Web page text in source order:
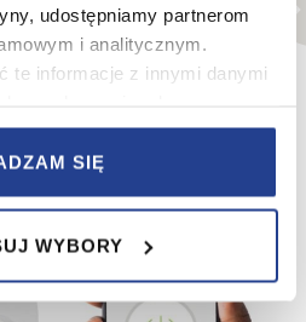
udostępniamy partnerom
i analitycznym.
te informacje z innymi danymi
działania Serwisu,
przez użytkownika ustawień i
w Serwisie, poprawy
informacji o tym, w jaki
SIĘ
WYBORY